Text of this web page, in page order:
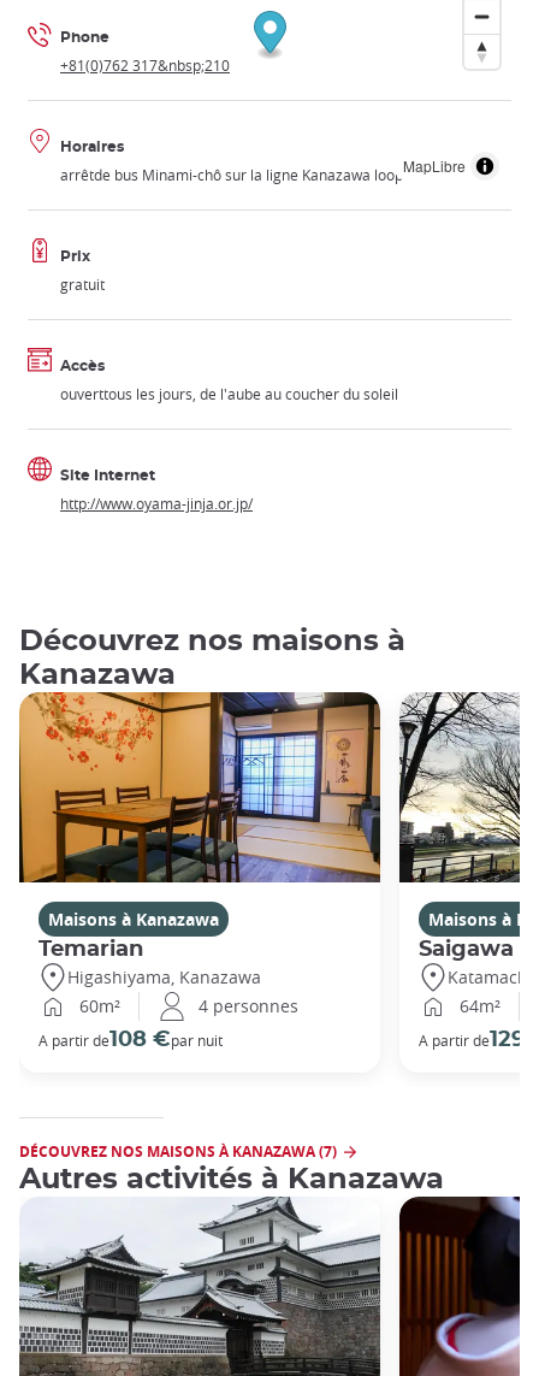
MapLibre
Phone
+81(0)762 317&nbsp;210
Horaires
arrêtde bus Minami-chô sur la ligne Kanazawa loop
Prix
gratuit
Accès
ouverttous les jours, de l'aube au coucher du soleil
Site Internet
http://www.oyama-jinja.or.jp/
Découvrez nos maisons à
Kanazawa
Maisons à Kanazawa
Temarian
Higashiyama, Kanazawa
60m²
4 personnes
A partir de108 €par nuit
Maisons à
Saigawa
64m²
A partir de129
DÉCOUVREZ NOS MAISONS À KANAZAWA (7)
Autres activités à Kanazawa